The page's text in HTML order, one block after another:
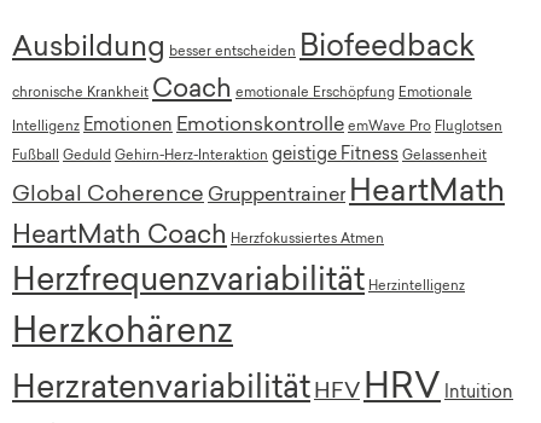
Ausbildung besser entscheiden Biofeedback
chronische Krankheit Coach emotionale Erschöpfung Emotionale
Intelligenz Emotionen Emotionskontrolle emWave Pro Fluglotsen
Fußball Geduld Gehirn-Herz-Interaktion geistige Fitness Gelassenheit
Global Coherence Gruppentrainer HeartMath
HeartMath Coach Herzfokussiertes Atmen
Herzfrequenzvariabilität Herzintelligenz
Herzkohärenz
Herzratenvariabilität HFV HRV Intuition